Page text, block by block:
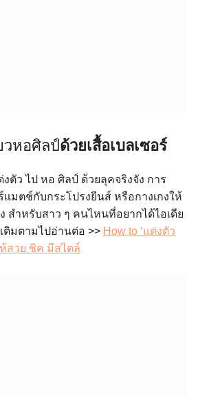
วหอศิลป์ด้วยเสื้อเบลเซอร์
ตัว ไป หอ ศิลป์ ด้วยลุคจริงจัง การ
แมตช์กับกระโปรงยีนส์ หรือกางเกงให้
สำหรับสาว ๆ คนไหนที่อยากได้ไอเดีย
ติมตามไปอ่านต่อ >> How to ‘แต่งตัว
ห้สวย ชิค มีสไตล์